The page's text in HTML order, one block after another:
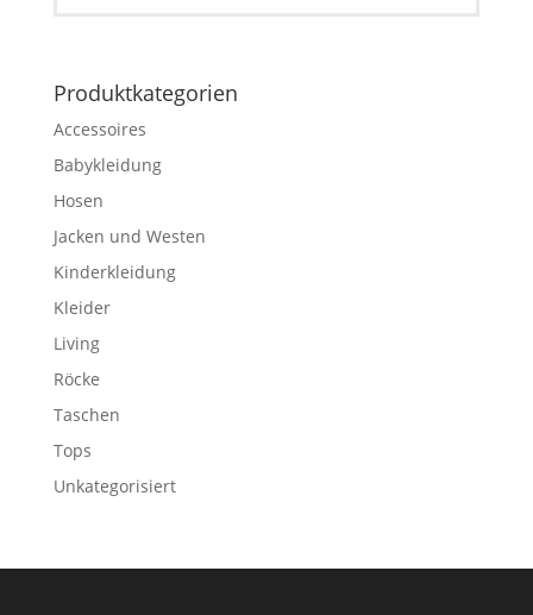
Produktkategorien
Accessoires
Babykleidung
Hosen
Jacken und Westen
Kinderkleidung
Kleider
Living
Röcke
Taschen
Tops
Unkategorisiert